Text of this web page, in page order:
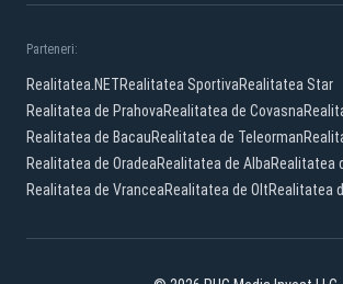
Parteneri:
Realitatea.NETRealitatea SportivaRealitatea Star
Realitatea de PrahovaRealitatea de Covasna
Realitatea de BacauRealitatea de Teleorman
Realitatea de OradeaRealitatea de AlbaRealitatea
Realitatea de VranceaRealitatea de OltRealitatea